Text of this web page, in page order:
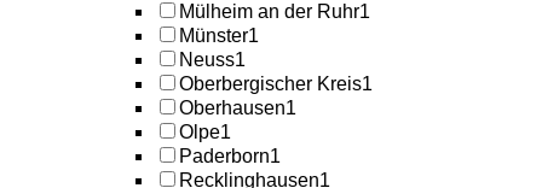
Mülheim an der Ruhr1
Münster1
Neuss1
Oberbergischer Kreis1
Oberhausen1
Olpe1
Paderborn1
Recklinghausen1